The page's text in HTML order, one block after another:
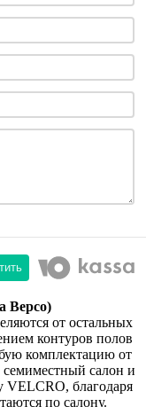
Версо)
от остальных
контуров полов
комплектацию от
семиместный салон и
VELCRO, благодаря
по салону.